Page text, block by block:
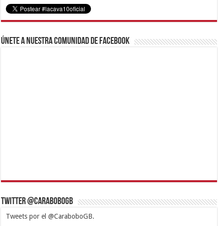
Únete a nuestra comunidad de Facebook
Twitter @CaraboboGB
Tweets por el @CaraboboGB.